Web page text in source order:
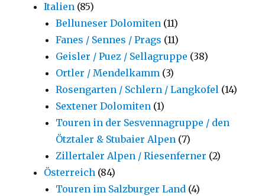
Italien (85)
Belluneser Dolomiten (11)
Fanes / Sennes / Prags (11)
Geisler / Puez / Sellagruppe (38)
Ortler / Mendelkamm (3)
Rosengarten / Schlern / Langkofel (14)
Sextener Dolomiten (1)
Touren in der Sesvennagruppe / den
Ötztaler & Stubaier Alpen (7)
Zillertaler Alpen / Riesenferner (2)
Österreich (84)
Touren im Salzburger Land (4)